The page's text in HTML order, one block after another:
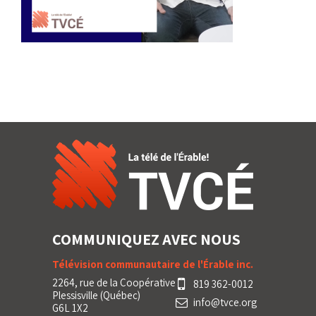
COMMUNIQUEZ AVEC NOUS
Télévision communautaire de l'Érable inc.
2264, rue de la Coopérative
Plessisville (Québec)
G6L 1X2
819 362-0012
info@tvce.org